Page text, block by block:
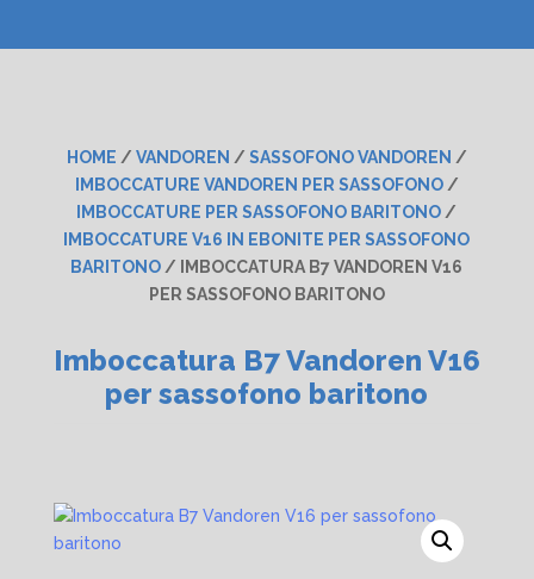
HOME / VANDOREN / SASSOFONO VANDOREN /
IMBOCCATURE VANDOREN PER SASSOFONO/
IMBOCCATURE PER SASSOFONO BARITONO /
IMBOCCATURE V16 IN EBONITE PER SASSOFONO
BARITONO / IMBOCCATURA B7 VANDOREN V16
PER SASSOFONO BARITONO
Imboccatura B7 Vandoren V16
per sassofono baritono